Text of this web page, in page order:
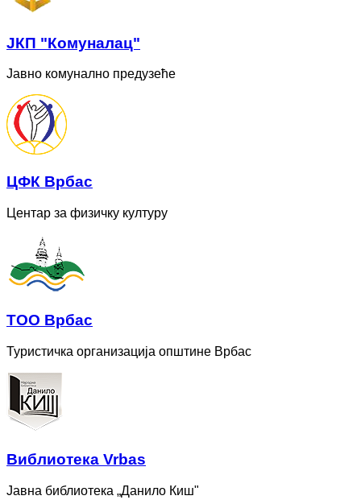
ЈКП "Комуналац"
Јавно комунално предузеће
ЦФК Врбас
Центар за физичку културу
ТОО Врбас
Туристичка организација општине Врбас
Bиблиотека Vrbas
Јавна библиотека „Данило Киш"